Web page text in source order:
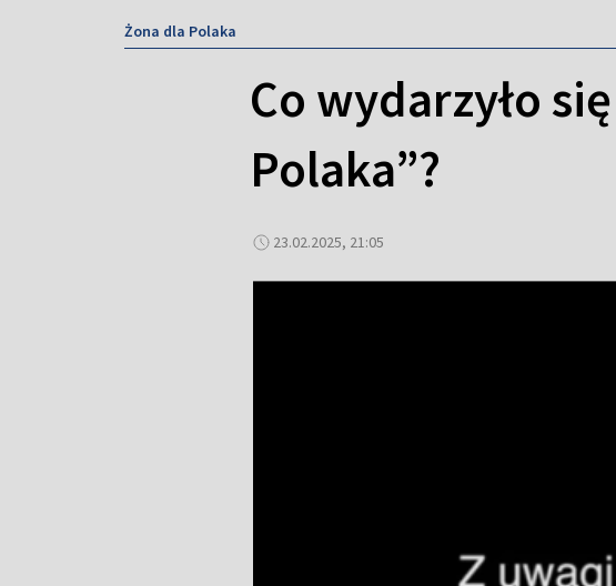
Żona dla Polaka
Co wydarzyło
Polaka”?
23.02.2025, 21:05